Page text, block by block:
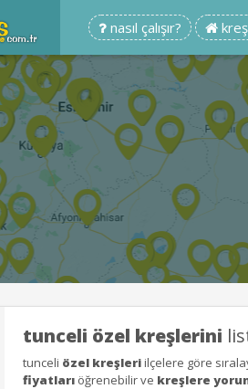
nasıl çalışır?
tunceli özel kreşlerini
tunceli özel kreşleriilçelere göre
fiyatları öğrenebilir ve kreşlere